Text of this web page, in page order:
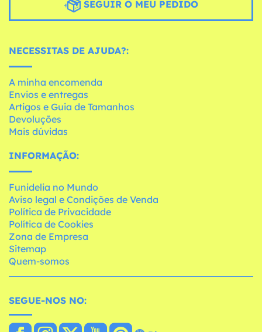
SEGUIR O MEU PEDIDO
NECESSITAS DE AJUDA?:
A minha encomenda
Envios e entregas
Artigos e Guia de Tamanhos
Devoluções
Mais dúvidas
INFORMAÇÃO:
Funidelia no Mundo
Aviso legal e Condições de Venda
Política de Privacidade
Política de Cookies
Zona de Empresa
Sitemap
Quem-somos
SEGUE-NOS NO: